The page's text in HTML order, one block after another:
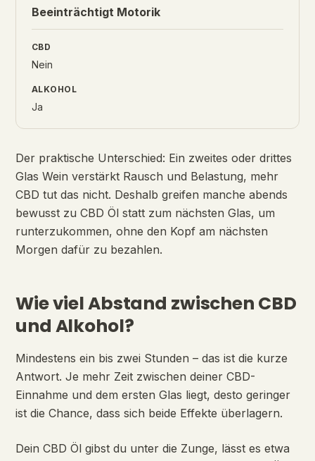
Beeinträchtigt Motorik
Nein
Ja
Der praktische Unterschied: Ein zweites oder drittes
Glas Wein verstärkt Rausch und Belastung, mehr
CBD tut das nicht. Deshalb greifen manche abends
bewusst zu CBD Öl statt zum nächsten Glas, um
runterzukommen, ohne den Kopf am nächsten
Morgen dafür zu bezahlen.
Wie viel Abstand zwischen CBD
und Alkohol?
Mindestens ein bis zwei Stunden – das ist die kurze
Antwort. Je mehr Zeit zwischen deiner CBD-
Einnahme und dem ersten Glas liegt, desto geringer
ist die Chance, dass sich beide Effekte überlagern.
Dein CBD Öl gibst du unter die Zunge, lässt es etwa